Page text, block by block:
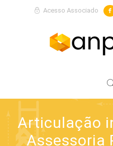
Acesso Associado
Articulação
Assessoria